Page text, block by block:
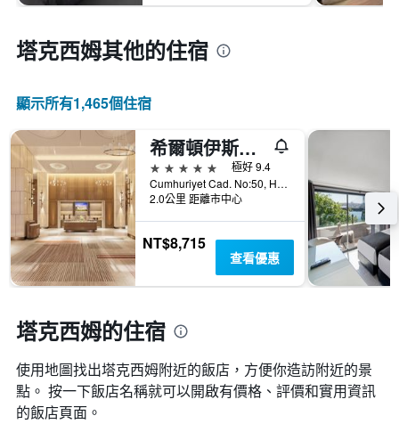
塔克西姆​其他的住宿
顯示所有1,465​個住宿
希爾頓伊斯坦布爾博斯普魯斯酒店
5星級
極好 9.4
Cumhuriyet Cad. No:50, Harbiye, 伊斯坦堡, 土耳其
2.0公里 距離市中心
NT$8,715
查看優惠
塔克西姆的住宿
使用地圖找出塔克西姆​附近的飯店，方便你造訪附近的景
點。 按一下飯店名稱就可以開啟有價格、評價和實用資訊
的飯店頁面。